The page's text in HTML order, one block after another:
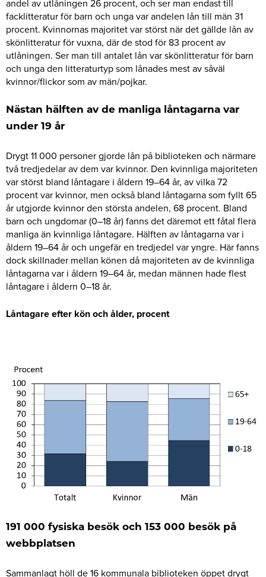
andel av utlåningen 26 procent, och ser man endast till
facklitteratur för barn och unga var andelen lån till män 31
procent. Kvinnornas majoritet var störst när det gällde lån av
skönlitteratur för vuxna, där de stod för 83 procent av
utlåningen. Ser man till antalet lån var skönlitteratur för barn
och unga den litteraturtyp som lånades mest av såväl
kvinnor/flickor som av män/pojkar.
Nästan hälften av de manliga låntagarna var
under 19 år
Drygt 11 000 personer gjorde lån på biblioteken och närmare
två tredjedelar av dem var kvinnor. Den kvinnliga majoriteten
var störst bland låntagare i åldern 19–64 år, av vilka 72
procent var kvinnor, men också bland låntagarna som fyllt 65
år utgjorde kvinnor den största andelen, 68 procent. Bland
barn och ungdomar (0–18 år) fanns det däremot ett fåtal flera
manliga än kvinnliga låntagare. Hälften av låntagarna var i
åldern 19–64 år och ungefär en tredjedel var yngre. Här fanns
dock skillnader mellan könen då majoriteten av de kvinnliga
låntagarna var i åldern 19–64 år, medan männen hade flest
låntagare i åldern 0–18 år.
Låntagare efter kön och ålder, procent
191 000 fysiska besök och 153 000 besök på
webbplatsen
Sammanlagt höll de 16 kommunala biblioteken öppet drygt